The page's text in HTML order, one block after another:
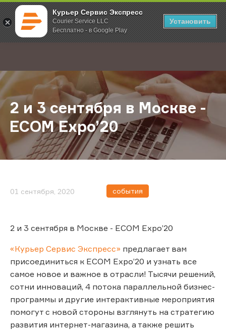
Курьер Сервис Экспресс
Courier Service LLC
Бесплатно - в Google Play
Установить
; Главная О компании Новости 2 и 3 сентября в Москве - ECOM
2 и 3 сентября в Москве -
ECOM Expo’20
01 сентября, 2020 события
2 и 3 сентября в Москве - ECOM Expo’20
«Курьер Сервис Экспресс» предлагает вам
присоединиться к ECOM Expo’20 и узнать все
самое новое и важное в отрасли! Тысячи решений,
сотни инноваций, 4 потока параллельной бизнес-
программы и другие интерактивные мероприятия
помогут с новой стороны взглянуть на стратегию
развития интернет-магазина, а также решить